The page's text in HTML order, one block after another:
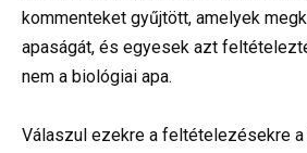
kommenteket gyűjtött, amelyek
apaságát, és egyesek azt
nem a biológiai apa.
Válaszul ezekre a feltételezésekre a